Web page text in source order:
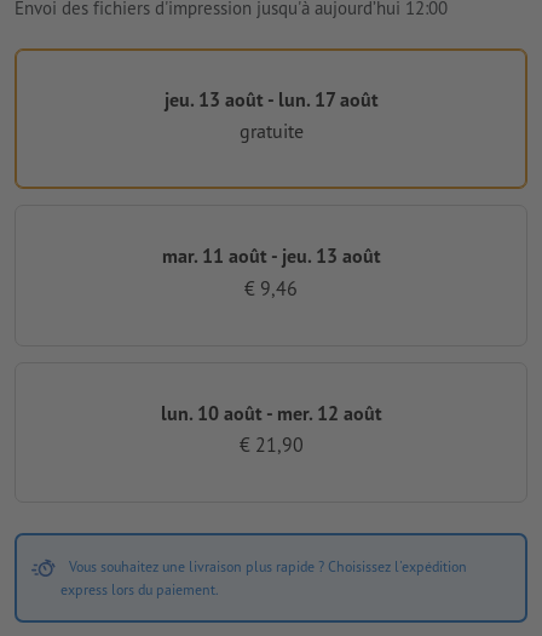
Envoi des fichiers d'impression jusqu'à aujourd’hui 12:00
jeu. 13 août - lun. 17 août
gratuite
mar. 11 août - jeu. 13 août
€ 9,46
lun. 10 août - mer. 12 août
€ 21,90
Vous souhaitez une livraison plus rapide ? Choisissez l'expédition
express lors du paiement.